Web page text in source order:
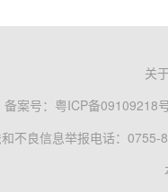
关
备案号： 粤ICP备09109218
不良信息举报电话：0755-